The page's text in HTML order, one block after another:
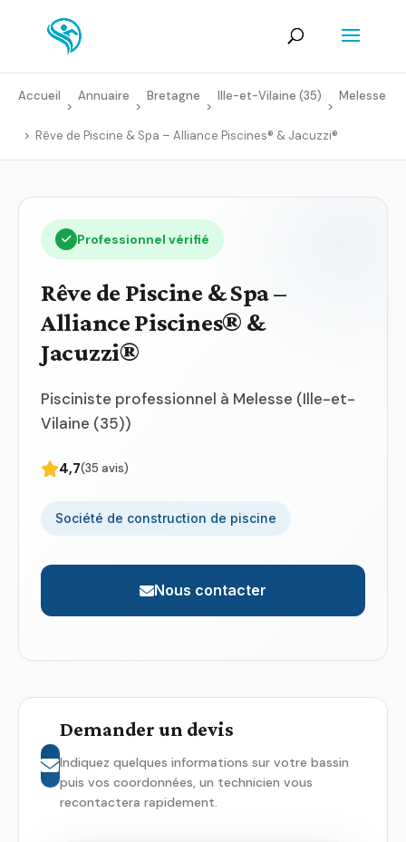
Accueil
>
Annuaire
>
Bretagne
>
Ille-et-Vilaine (35)
>
Melesse
> Rêve de Piscine & Spa – Alliance Piscines® & Jacuzzi®
Professionnel vérifié
Rêve de Piscine & Spa –
Alliance Piscines® &
Jacuzzi®
Pisciniste professionnel à Melesse (Ille-et-
Vilaine (35))
4,7(35 avis)
Société de construction de piscine
Nous contacter
Demander un devis
Indiquez quelques informations sur votre bassin
puis vos coordonnées, un technicien vous
recontactera rapidement.